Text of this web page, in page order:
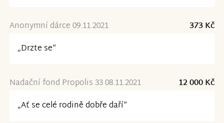
Anonymní dárce 09.11.2021
373 Kč
„Drzte se“
Nadační fond Propolis 33 08.11.2021
12 000 Kč
„Ať se celé rodině dobře daří“